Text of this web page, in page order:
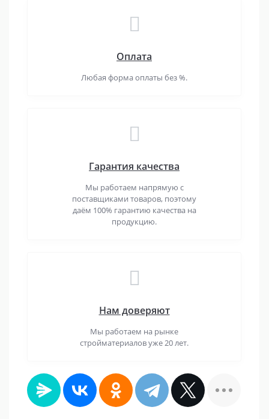
Оплата
Любая форма оплаты без %.
Гарантия качества
Мы работаем напрямую с
поставщиками товаров, поэтому
даём 100% гарантию качества на
продукцию.
Нам доверяют
Мы работаем на рынке
стройматериалов уже 20 лет.